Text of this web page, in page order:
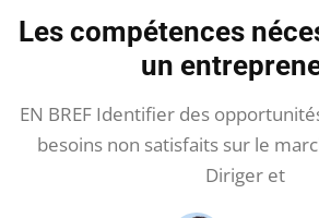
Les compétences
un
EN BREF Identifier des
besoins non satisfaits sur le
Diriger et